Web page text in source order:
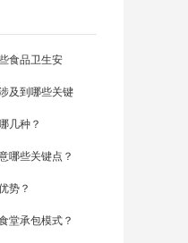
食品卫生安
及到哪些关键
几种？
哪些关键点？
势？
堂承包模式？